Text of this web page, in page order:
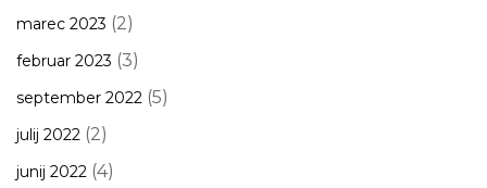
marec 2023 (2)
februar 2023 (3)
september 2022 (5)
julij 2022 (2)
junij 2022 (4)